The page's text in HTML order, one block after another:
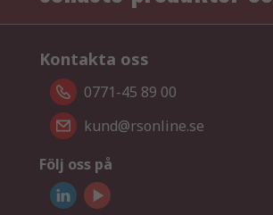
Kontakta oss
0771-45 89 00
kund@rsonline.se
Följ oss på